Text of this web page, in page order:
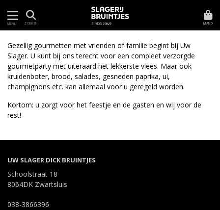
MENU ZOEKEN MAND
Gezellig gourmetten met vrienden of familie begint bij Uw
Slager. U kunt bij ons terecht voor een compleet verzorgde
gourmetparty met uiteraard het lekkerste vlees. Maar ook
kruidenboter, brood, salades, gesneden paprika, ui,
champignons etc. kan allemaal voor u geregeld worden.
Kortom: u zorgt voor het feestje en de gasten en wij voor de
rest!
UW SLAGER DICK BRUINTJES
Schoolstraat 18
8064DK Zwartsluis
038-3866396